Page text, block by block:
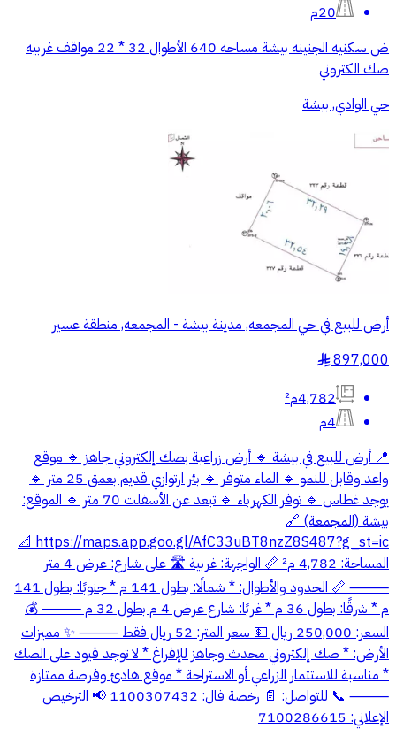
20م
ض سكنيه الجنينه بيشة مساحه 640 الأطوال 32 * 22 مواقف غربيه
صك الكتروني
حي الوادي, بيشة
أرض للبيع في حي المجمعه, مدينة بيشة - المجمعه, منطقة عسير
897,000
§
4,782م²
4م
📍 أرض للبيع في بيشة 🔹 أرض زراعية بصك إلكتروني جاهز 🔹 موقع
واعد وقابل للنمو 🔹 الماء متوفر 🔹 بئر ارتوازي قديم بعمق 25 متر 🔹
يوجد غطاس 🔹 توفر الكهرباء 🔹 تبعد عن الأسفلت 70 متر 🔹 الموقع:
بيشة (المجمعة) 🔗
https://maps.app.goo.gl/AfC33uBT8nzZ8S487?g_st=ic 📐
المساحة: 4,782 م² 📏 الواجهة: غربية 🛣 على شارع: عرض 4 متر
⸻ 📏 الحدود والأطوال: * شمالًا: بطول 141 م * جنوبًا: بطول 141
م * شرقًا: بطول 36 م * غربًا: شارع عرض 4 م بطول 32 م ⸻ 💰
السعر: 250,000 ريال 💵 سعر المتر: 52 ريال فقط ⸻ ✨ مميزات
الأرض: * صك إلكتروني محدث وجاهز للإفراغ * لا توجد قيود على الصك
* مناسبة للاستثمار الزراعي أو الاستراحة * موقع هادئ وفرصة ممتازة
⸻ 📞 للتواصل: 📄 رخصة فال: 1100307432 📢 الترخيص
الإعلاني: 7100286615